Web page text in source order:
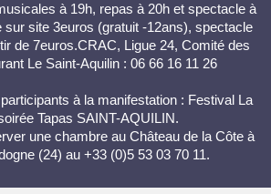
à 19h, repas à 20h et spectacle à
sur site 3euros (gratuit -12ans), spectacle
de 7euros.CRAC, Ligue 24, Comité des
Le Saint-Aquilin : 06 66 16 11 26
à la manifestation : Festival La
Tapas SAINT-AQUILIN.
une chambre au Château de la Côte à
(24) au +33 (0)5 53 03 70 11.